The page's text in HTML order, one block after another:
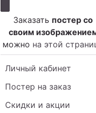
Заказать постер со
своим
можно на этой
Личный кабинет
Постер на заказ
Скидки и акции